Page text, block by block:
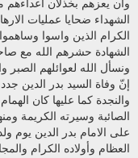
وأن يعزهم بخذلان اعداءهم
الشهداء ضحايا عمليات
الكرام الذين واسوا
الشهادة حشرهم الله مع
ونسأل الله لعوائلهم الصبر
إنّ وفاة السيد بدر الدين
والنجدة كما عليها كان
الصائبة وسيرته الكريمة
على الامام بدر الدين يوم
العظام وأولاده الكرام